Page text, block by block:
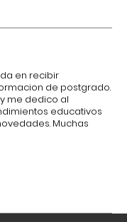
en recibir
de postgrado.
me dedico al
educativos
Muchas